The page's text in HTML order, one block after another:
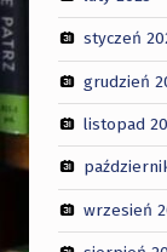
styczeń
grudzień
listopad
wrzesień